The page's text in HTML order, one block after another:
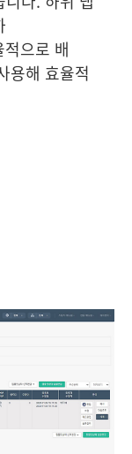
으로 배
용해 효율적